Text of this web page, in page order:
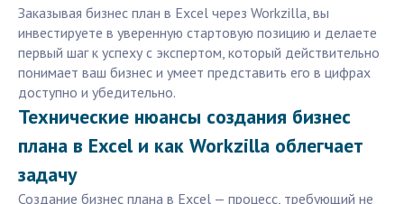
Заказывая бизнес план в Excel через Workzilla, вы
инвестируете в уверенную стартовую позицию и делаете
первый шаг к успеху с экспертом, который действительно
понимает ваш бизнес и умеет представить его в цифрах
доступно и убедительно.
Технические нюансы создания бизнес
плана в Excel и как Workzilla облегчает
задачу
Создание бизнес плана в Excel — процесс, требующий не